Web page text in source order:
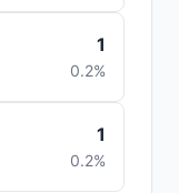
1
0.2%
1
0.2%